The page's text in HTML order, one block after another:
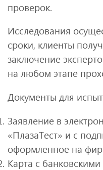
проверок.
Исследования
сроки, клиенты
заключение
на любом этапе
Документы для
Заявление в
«ПлазаТест» и с
оформленное на
Карта с